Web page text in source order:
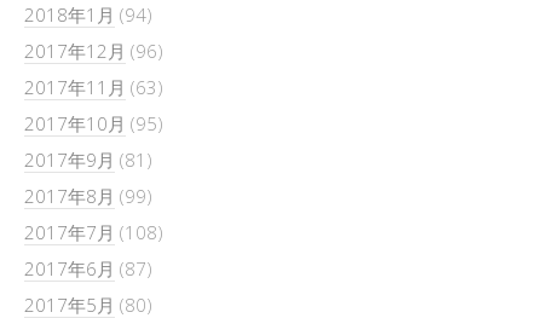
2018年1月 (94)
2017年12月 (96)
2017年11月 (63)
2017年10月 (95)
2017年9月 (81)
2017年8月 (99)
2017年7月 (108)
2017年6月 (87)
2017年5月 (80)